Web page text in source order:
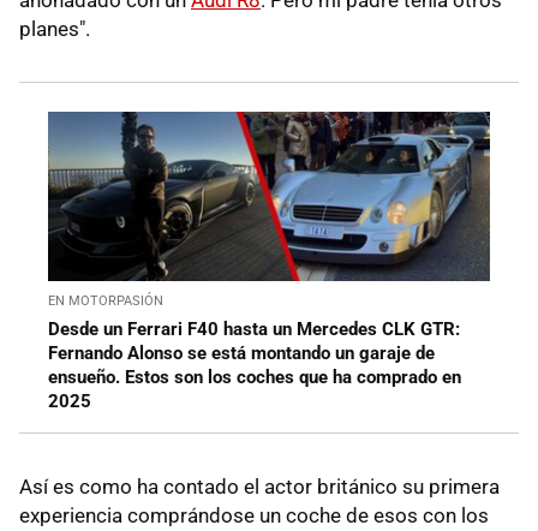
planes".
EN MOTORPASIÓN
Desde un Ferrari F40 hasta un Mercedes CLK GTR:
Fernando Alonso se está montando un garaje de
ensueño. Estos son los coches que ha comprado en
2025
Así es como ha contado el actor británico su primera
experiencia comprándose un coche de esos con los